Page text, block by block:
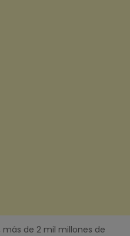
de 2 mil millones de